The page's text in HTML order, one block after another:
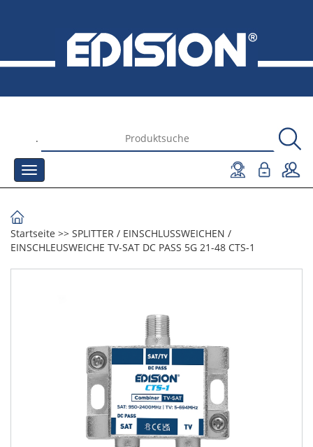
.
Startseite >> SPLITTER / EINSCHLUSSWEICHEN /
EINSCHLEUSWEICHE TV-SAT DC PASS 5G 21-48 CTS-1